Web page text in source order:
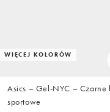
WIĘCEJ KOLORÓW
Asics – Gel-NYC – Czarne
sportowe